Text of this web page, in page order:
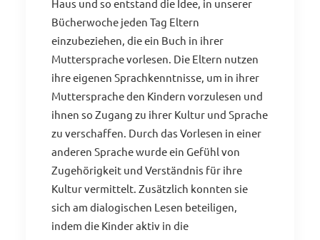
Haus und so entstand die Idee, in unserer
Bücherwoche jeden Tag Eltern
einzubeziehen, die ein Buch in ihrer
Muttersprache vorlesen. Die Eltern nutzen
ihre eigenen Sprachkenntnisse, um in ihrer
Muttersprache den Kindern vorzulesen und
ihnen so Zugang zu ihrer Kultur und Sprache
zu verschaffen. Durch das Vorlesen in einer
anderen Sprache wurde ein Gefühl von
Zugehörigkeit und Verständnis für ihre
Kultur vermittelt. Zusätzlich konnten sie
sich am dialogischen Lesen beteiligen,
indem die Kinder aktiv in die